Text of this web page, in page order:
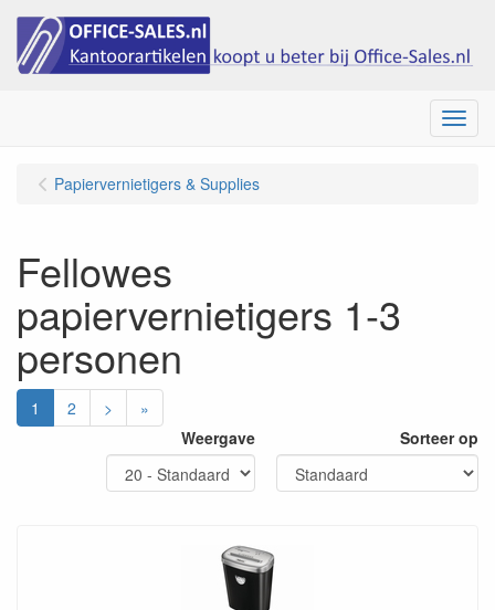
Menu
Papiervernietigers & Supplies
Fellowes
papiervernietigers 1-3
personen
1 2 >
»
Weergave
Sorteer op